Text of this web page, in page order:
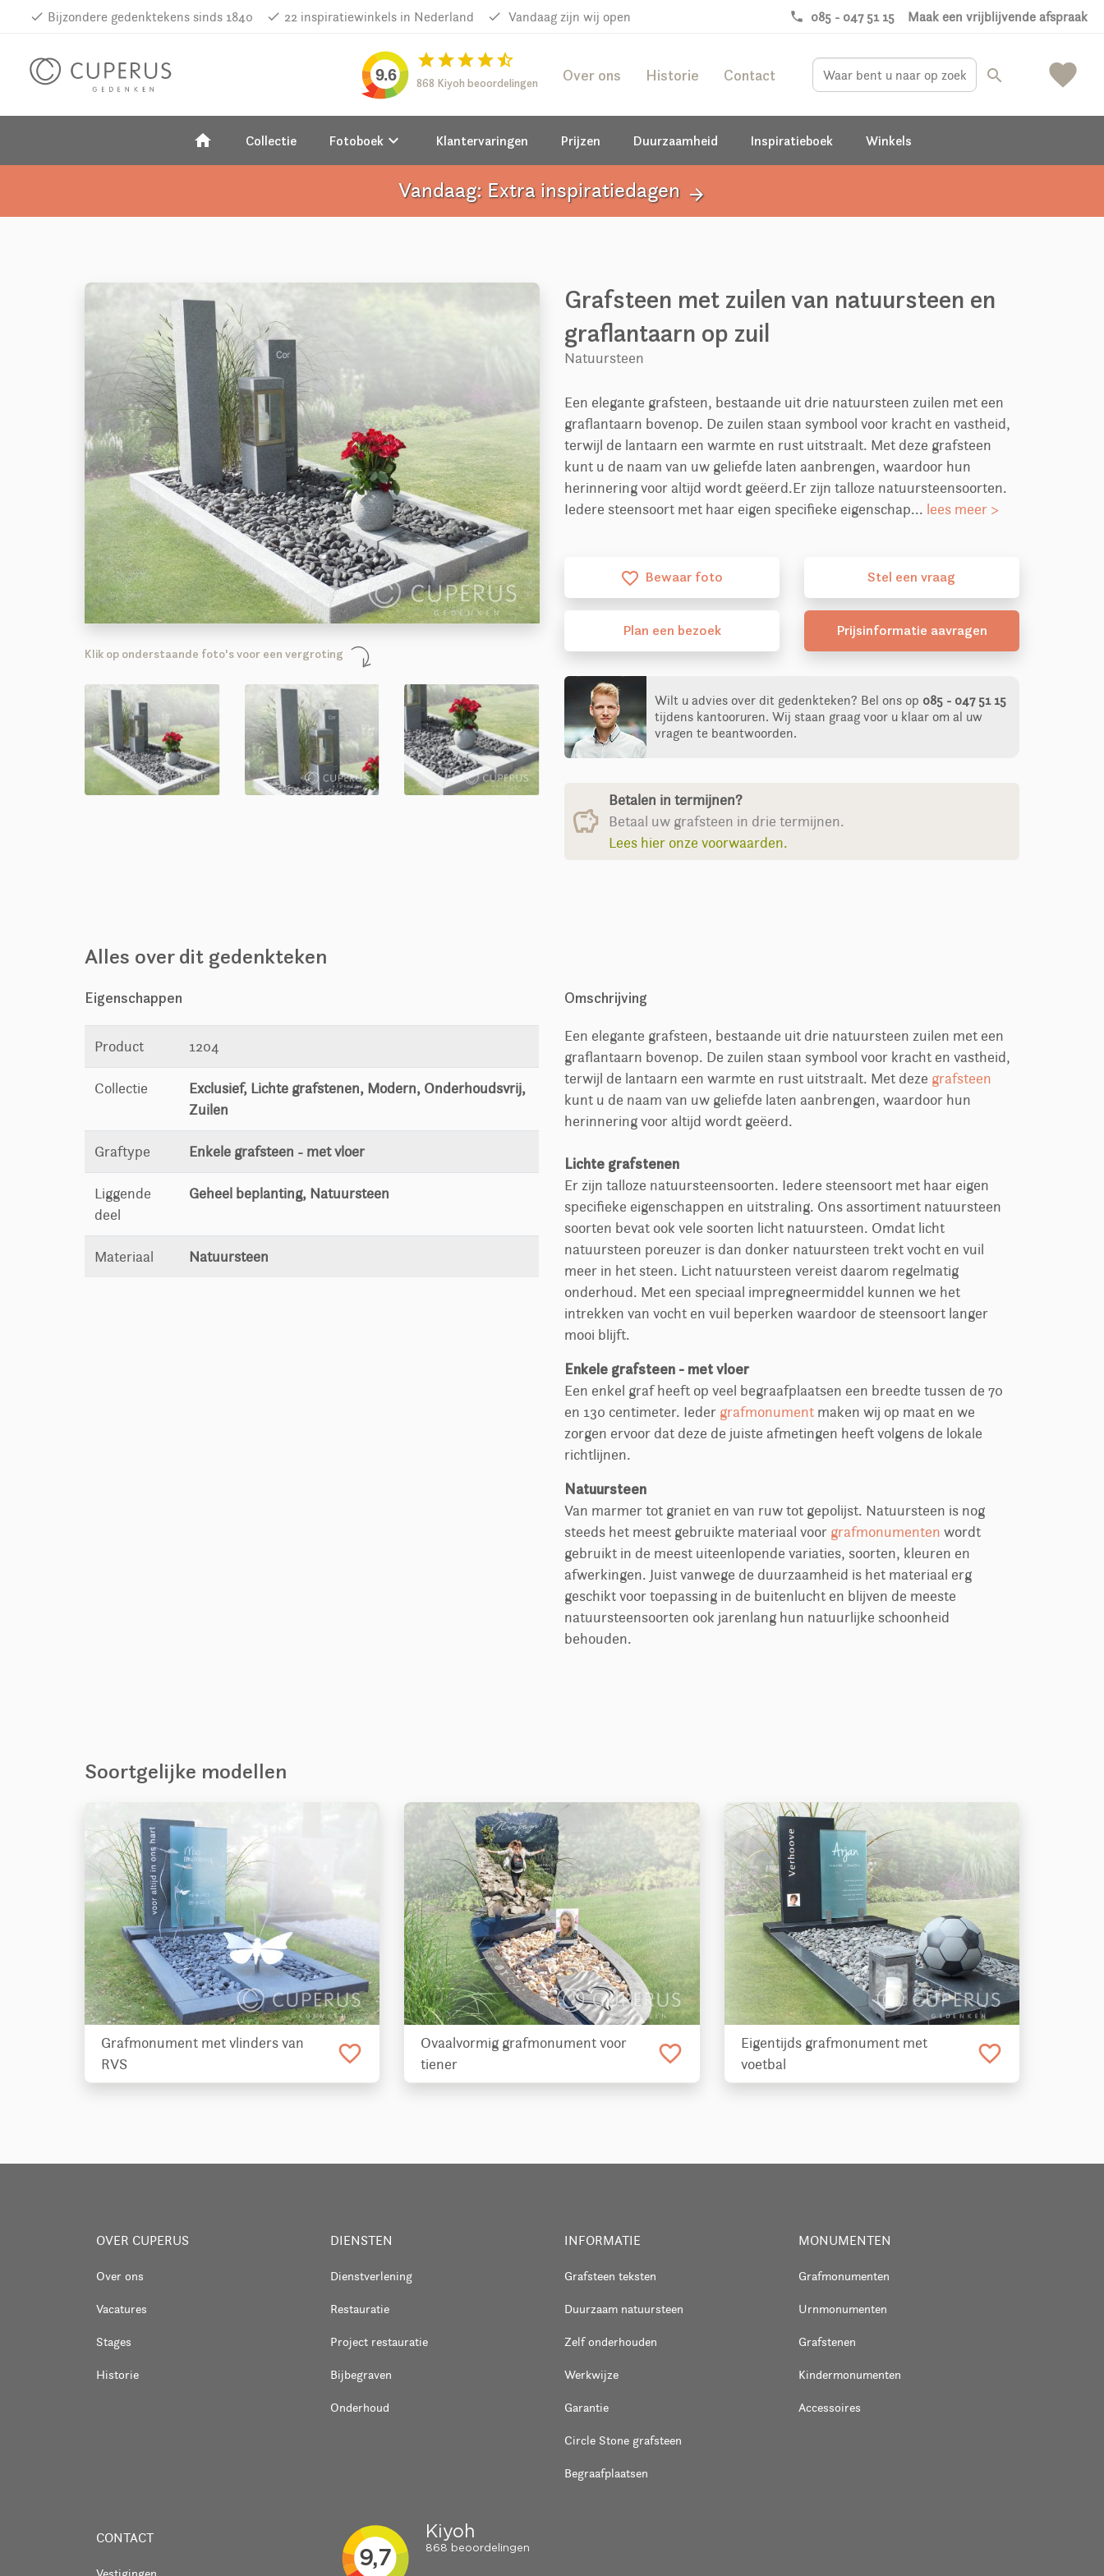
done Bijzondere gedenktekens sinds 1840 done 22 inspiratiewinkels in Nederland done Vandaag zijn wij open phone 085 - 047 51 15 Maak een vrijblijvende afspraak
favorite
9.6
starstarstarstarstar_half
868 Kiyoh beoordelingen Over ons Historie Contact search
home Collectie Fotoboekkeyboard_arrow_down Klantervaringen Prijzen Duurzaamheid Inspiratieboek Winkels
Vandaag: Extra inspiratiedagen arrow_forward
Klik op onderstaande foto's voor een vergroting
Grafsteen met zuilen van natuursteen en
graflantaarn op zuil
Natuursteen
Een elegante grafsteen, bestaande uit drie natuursteen zuilen met een
graflantaarn bovenop. De zuilen staan symbool voor kracht en vastheid,
terwijl de lantaarn een warmte en rust uitstraalt. Met deze grafsteen
kunt u de naam van uw geliefde laten aanbrengen, waardoor hun
herinnering voor altijd wordt geëerd.Er zijn talloze natuursteensoorten.
Iedere steensoort met haar eigen specifieke eigenschap... lees meer >
favorite_border Bewaar foto Stel een vraag
Plan een bezoek Prijsinformatie aavragen
Wilt u advies over dit gedenkteken? Bel ons op 085 - 047 51 15
tijdens kantooruren. Wij staan graag voor u klaar om al uw
vragen te beantwoorden.
Betalen in termijnen?
Betaal uw grafsteen in drie termijnen.
Lees hier onze voorwaarden.
Alles over dit gedenkteken
Eigenschappen
Product 1204
Collectie
Exclusief, Lichte grafstenen, Modern, Onderhoudsvrij,
Zuilen
Graftype Enkele grafsteen - met vloer
Liggende
deel
Geheel beplanting, Natuursteen
Materiaal Natuursteen
Omschrijving
Een elegante grafsteen, bestaande uit drie natuursteen zuilen met een
graflantaarn bovenop. De zuilen staan symbool voor kracht en vastheid,
terwijl de lantaarn een warmte en rust uitstraalt. Met deze grafsteen
kunt u de naam van uw geliefde laten aanbrengen, waardoor hun
herinnering voor altijd wordt geëerd.
Lichte grafstenen
Er zijn talloze natuursteensoorten. Iedere steensoort met haar eigen
specifieke eigenschappen en uitstraling. Ons assortiment natuursteen
soorten bevat ook vele soorten licht natuursteen. Omdat licht
natuursteen poreuzer is dan donker natuursteen trekt vocht en vuil
meer in het steen. Licht natuursteen vereist daarom regelmatig
onderhoud. Met een speciaal impregneermiddel kunnen we het
intrekken van vocht en vuil beperken waardoor de steensoort langer
mooi blijft.
Enkele grafsteen - met vloer
Een enkel graf heeft op veel begraafplaatsen een breedte tussen de 70
en 130 centimeter. Ieder grafmonument maken wij op maat en we
zorgen ervoor dat deze de juiste afmetingen heeft volgens de lokale
richtlijnen.
Natuursteen
Van marmer tot graniet en van ruw tot gepolijst. Natuursteen is nog
steeds het meest gebruikte materiaal voor grafmonumenten wordt
gebruikt in de meest uiteenlopende variaties, soorten, kleuren en
afwerkingen. Juist vanwege de duurzaamheid is het materiaal erg
geschikt voor toepassing in de buitenlucht en blijven de meeste
natuursteensoorten ook jarenlang hun natuurlijke schoonheid
behouden.
Soortgelijke modellen
Grafmonument met vlinders van
RVS
favorite_border
Ovaalvormig grafmonument voor
tiener
favorite_border
Eigentijds grafmonument met
voetbal
favorite_border
OVER CUPERUS
Over ons
Vacatures
Stages
Historie
DIENSTEN
Dienstverlening
Restauratie
Project restauratie
Bijbegraven
Onderhoud
INFORMATIE
Grafsteen teksten
Duurzaam natuursteen
Zelf onderhouden
Werkwijze
Garantie
Circle Stone grafsteen
Begraafplaatsen
MONUMENTEN
Grafmonumenten
Urnmonumenten
Grafstenen
Kindermonumenten
Accessoires
CONTACT